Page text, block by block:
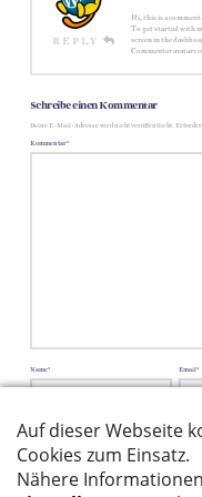
REPLY
Hi, this is a comment.
To get started with
screen in the
Commenter avatars
Schreibe einen Kommentar
Deine E-Mail-Adresse wird nicht veröffentlicht.
Kommentar*
Name* Email*
Name, E-Mail-Adresse und Website in diesem